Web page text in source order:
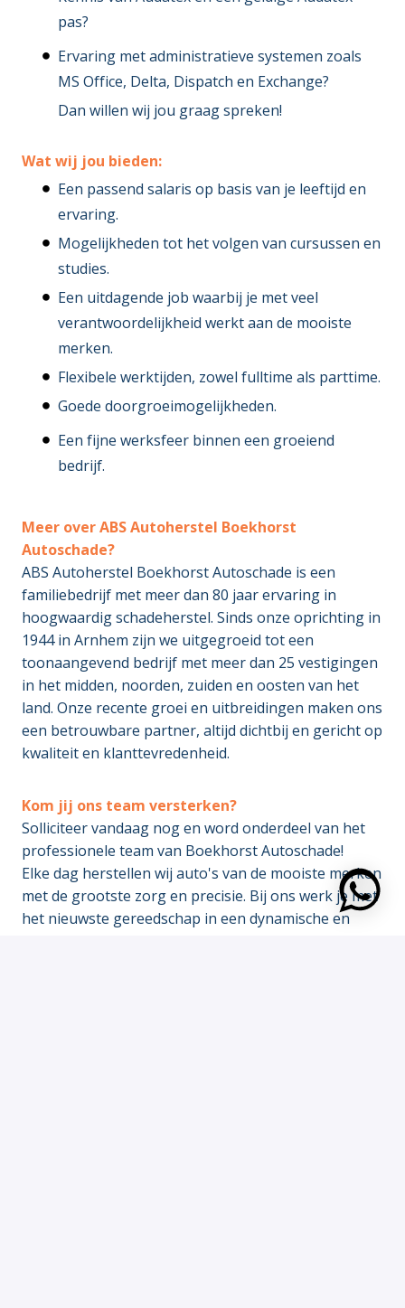
pas?
Ervaring met administratieve systemen zoals
MS Office, Delta, Dispatch en Exchange?
Dan willen wij jou graag spreken!
Wat wij jou bieden:
Een passend salaris op basis van je leeftijd en
ervaring.
Mogelijkheden tot het volgen van cursussen en
studies.
Een uitdagende job waarbij je met veel
verantwoordelijkheid werkt aan de mooiste
merken.
Flexibele werktijden, zowel fulltime als parttime.
Goede doorgroeimogelijkheden.
Een fijne werksfeer binnen een groeiend
bedrijf.
Meer over ABS Autoherstel Boekhorst
Autoschade?
ABS Autoherstel Boekhorst Autoschade is een
familiebedrijf met meer dan 80 jaar ervaring in
hoogwaardig schadeherstel. Sinds onze oprichting in
1944 in Arnhem zijn we uitgegroeid tot een
toonaangevend bedrijf met meer dan 25 vestigingen
in het midden, noorden, zuiden en oosten van het
land. Onze recente groei en uitbreidingen maken ons
een betrouwbare partner, altijd dichtbij en gericht op
kwaliteit en klanttevredenheid.
Kom jij ons team versterken?
Solliciteer vandaag nog en word onderdeel van het
professionele team van Boekhorst Autoschade!
Elke dag herstellen wij auto's van de mooiste merken
met de grootste zorg en precisie. Bij ons werk je met
het nieuwste gereedschap in een dynamische en